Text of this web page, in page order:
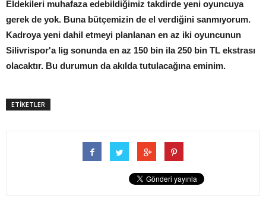
Eldekileri muhafaza edebildiğimiz takdirde yeni oyuncuya
gerek de yok. Buna bütçemizin de el verdiğini sanmıyorum.
Kadroya yeni dahil etmeyi planlanan en az iki oyuncunun
Silivrispor'a lig sonunda en az 150 bin ila 250 bin TL ekstrası
olacaktır. Bu durumun da akılda tutulacağına eminim.
ETİKETLER